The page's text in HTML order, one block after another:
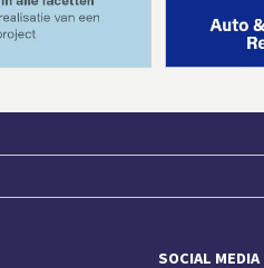
SOCIAL MEDIA